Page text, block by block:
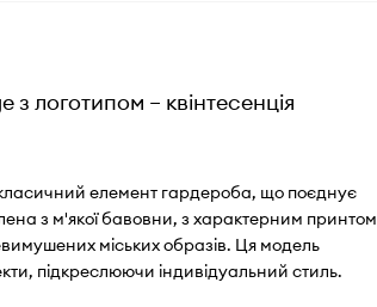
логотипом – квінтесенція
елемент гардероба, що поєднує
з м'якої бавовни, з характерним принтом
міських образів. Ця модель
підкреслюючи індивідуальний стиль.